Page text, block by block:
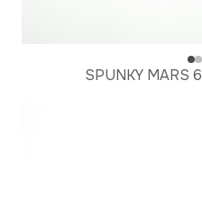
SPUNKY MARS 6